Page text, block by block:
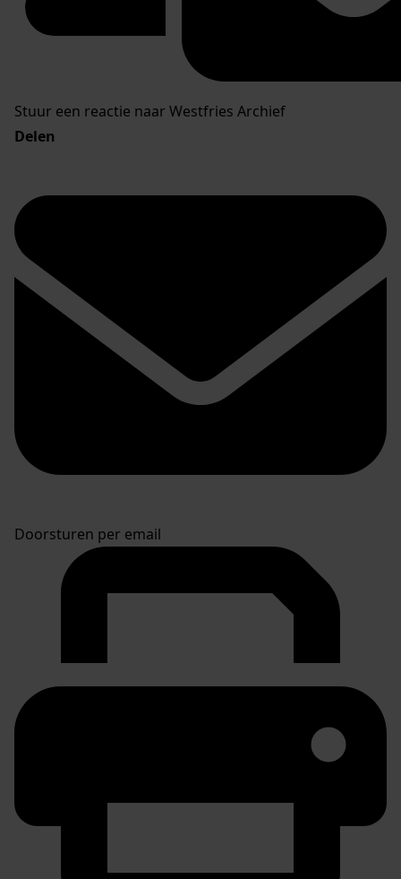
Stuur een reactie naar Westfries Archief
Delen
Doorsturen per email